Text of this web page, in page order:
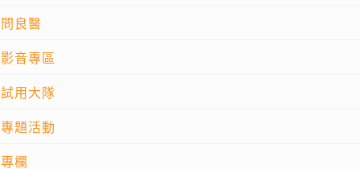
問良醫
影音專區
試用大隊
專題活動
專欄